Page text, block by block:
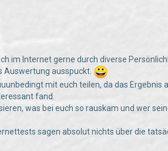
im Internet gerne durch diverse
Auswertung ausspuckt.
mit euch teilen, da das
fand.
was bei euch so rauskam und wer
sagen absolut nichts über die